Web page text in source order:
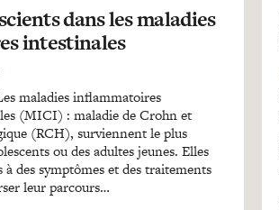
dans les maladies
intestinales
maladies inflammatoires
(MICI) : maladie de Crohn et
(RCH), surviennent le plus
ou des adultes jeunes. Elles
à des symptômes et des traitements
leur parcours…